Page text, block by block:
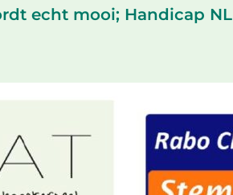
echt mooi; Handicap NL